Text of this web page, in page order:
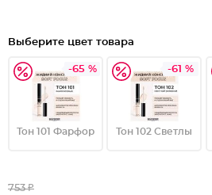
Выберите цвет товара
-65 %
Тон 101 Фарфор
-61 %
Тон 102 Светлы
753 ₽